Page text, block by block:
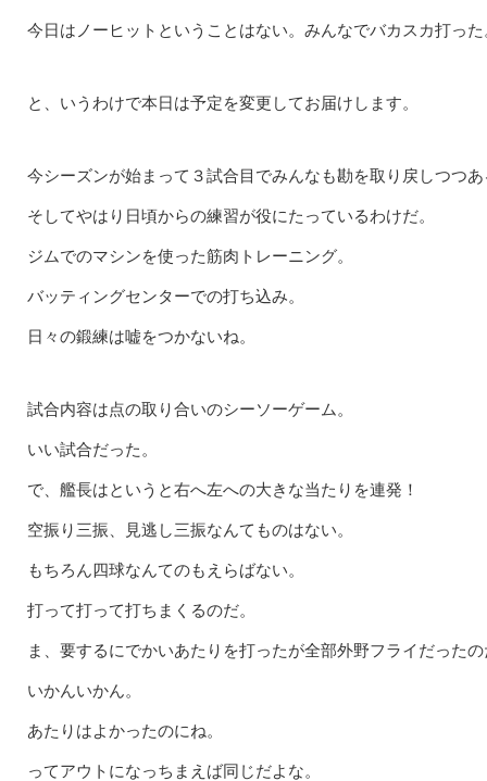
今日はノーヒットということはない。みんなでバカスカ打った
と、いうわけで本日は予定を変更してお届けします。
今シーズンが始まって３試合目でみんなも勘を取り戻しつつ
そしてやはり日頃からの練習が役にたっているわけだ。
ジムでのマシンを使った筋肉トレーニング。
バッティングセンターでの打ち込み。
日々の鍛練は嘘をつかないね。
試合内容は点の取り合いのシーソーゲーム。
いい試合だった。
で、艦長はというと右へ左への大きな当たりを連発！
空振り三振、見逃し三振なんてものはない。
もちろん四球なんてのもえらばない。
打って打って打ちまくるのだ。
ま、要するにでかいあたりを打ったが全部外野フライだった
いかんいかん。
あたりはよかったのにね。
ってアウトになっちまえば同じだよな。